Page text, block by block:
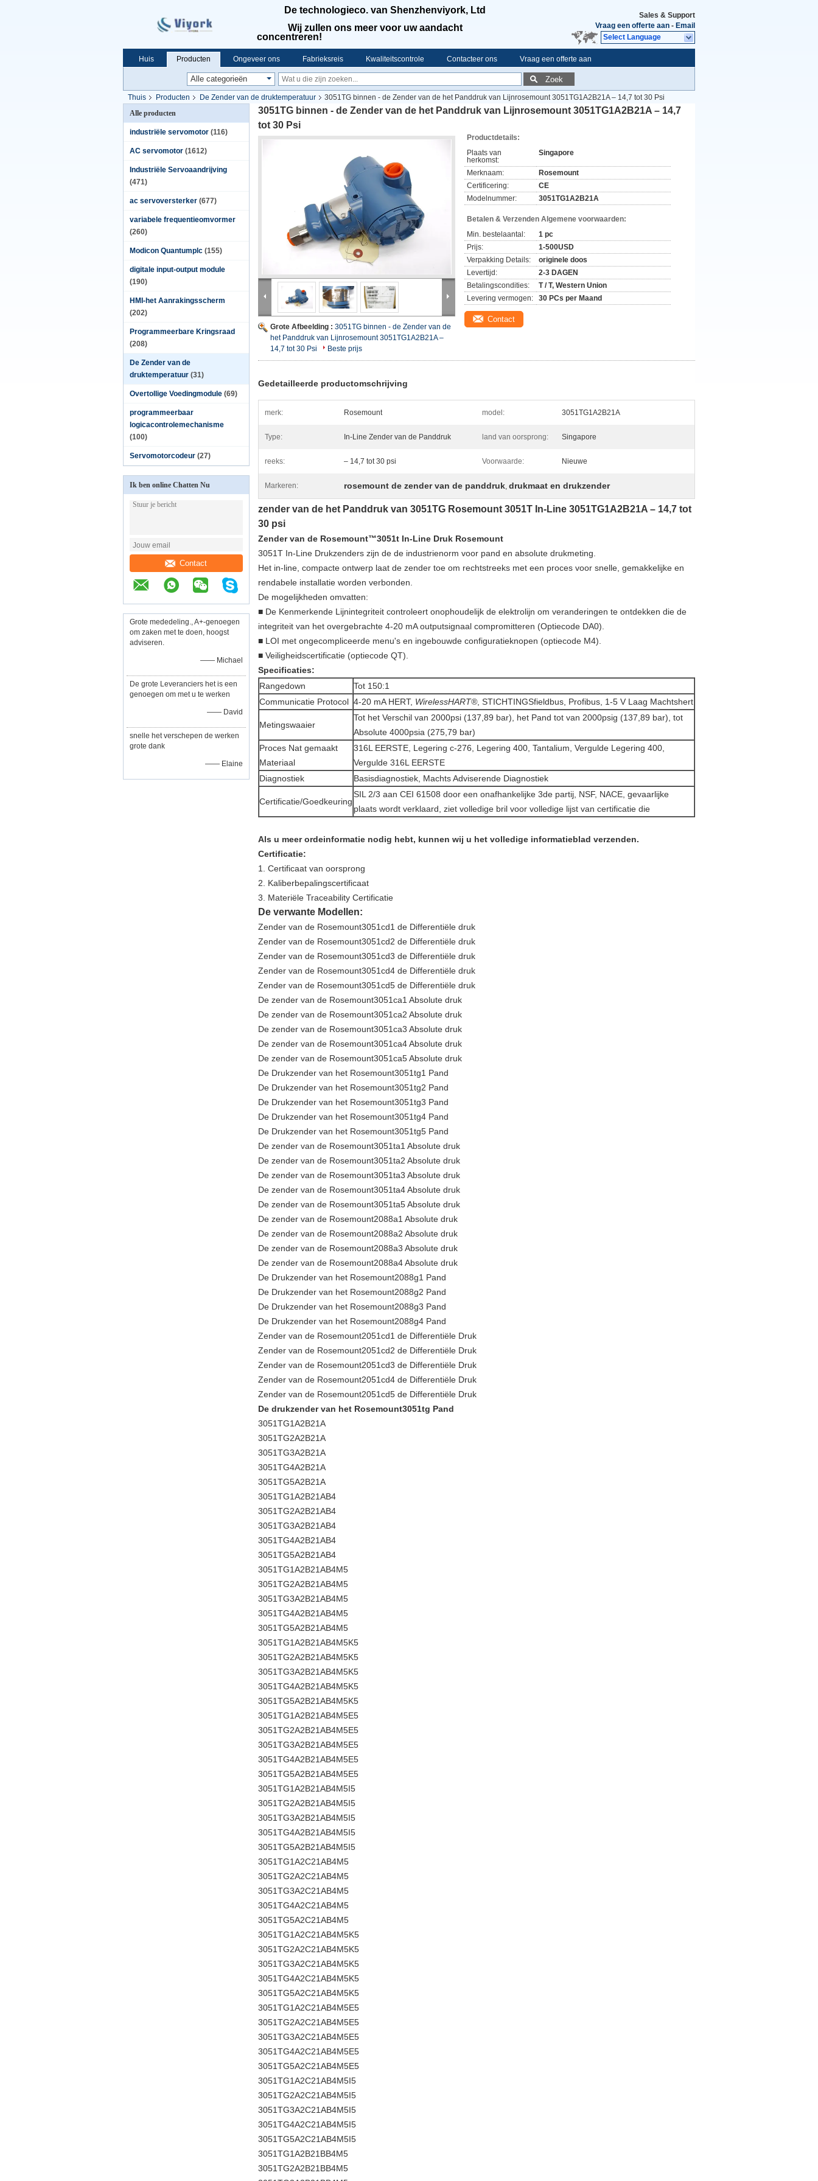
De technologieco. van Shenzhenviyork, Ltd
Wij zullen ons meer voor uw aandacht
concentreren!
Sales & Support
Vraag een offerte aan - Email
Select Language
Huis Producten Ongeveer ons Fabrieksreis Kwaliteitscontrole Contacteer ons Vraag een offerte aan
Zoek
Thuis Producten De Zender van de druktemperatuur
3051TG binnen - de Zender van de het Panddruk van Lijnrosemount 3051TG1A2B21A – 14,7 tot 30 Psi
Alle producten
industriële servomotor (116)
AC servomotor (1612)
Industriële Servoaandrijving
(471)
ac servoversterker (677)
variabele frequentieomvormer
(260)
Modicon Quantumplc (155)
digitale input-output module
(190)
HMI-het Aanrakingsscherm
(202)
Programmeerbare Kringsraad
(208)
De Zender van de
druktemperatuur (31)
Overtollige Voedingmodule (69)
programmeerbaar
logicacontrolemechanisme
(100)
Servomotorcodeur (27)
Ik ben online Chatten Nu
Contact
Grote mededeling., A+-genoegen
om zaken met te doen, hoogst
adviseren.
—— Michael
De grote Leveranciers het is een
genoegen om met u te werken
—— David
snelle het verschepen de werken
grote dank
—— Elaine
3051TG binnen - de Zender van de het Panddruk van Lijnrosemount 3051TG1A2B21A – 14,7
tot 30 Psi
Grote Afbeelding : 3051TG binnen - de Zender van de
het Panddruk van Lijnrosemount 3051TG1A2B21A –
14,7 tot 30 Psi
Beste prijs
Productdetails:
Plaats van
herkomst:
Singapore
Merknaam:
Rosemount
Certificering:
CE
Modelnummer:
3051TG1A2B21A
Betalen & Verzenden Algemene voorwaarden:
Min. bestelaantal:
1 pc
Prijs:
1-500USD
Verpakking Details:
originele doos
Levertijd:
2-3 DAGEN
Betalingscondities:
T / T, Western Union
Levering vermogen:
30 PCs per Maand
Contact
Gedetailleerde productomschrijving
merk: Rosemount model: 3051TG1A2B21A
Type: In-Line Zender van de Panddruk land van oorsprong: Singapore
reeks: – 14,7 tot 30 psi Voorwaarde: Nieuwe
Markeren: rosemount de zender van de panddruk, drukmaat en drukzender
zender van de het Panddruk van 3051TG Rosemount 3051T In-Line 3051TG1A2B21A – 14,7 tot
30 psi
Zender van de Rosemount™3051t In-Line Druk Rosemount
3051T In-Line Drukzenders zijn de de industrienorm voor pand en absolute drukmeting.
Het in-line, compacte ontwerp laat de zender toe om rechtstreeks met een proces voor snelle, gemakkelijke en
rendabele installatie worden verbonden.
De mogelijkheden omvatten:
■ De Kenmerkende Lijnintegriteit controleert onophoudelijk de elektrolijn om veranderingen te ontdekken die de
integriteit van het overgebrachte 4-20 mA outputsignaal compromitteren (Optiecode DA0).
■ LOI met ongecompliceerde menu's en ingebouwde configuratieknopen (optiecode M4).
■ Veiligheidscertificatie (optiecode QT).
Specificaties:
Rangedown
Tot 150:1
Communicatie Protocol 4-20 mA HERT, WirelessHART®, STICHTINGSfieldbus, Profibus, 1-5 V Laag Machtshert
Metingswaaier
Tot het Verschil van 2000psi (137,89 bar), het Pand tot van 2000psig (137,89 bar), tot
Absolute 4000psia (275,79 bar)
Proces Nat gemaakt
Materiaal
316L EERSTE, Legering c-276, Legering 400, Tantalium, Vergulde Legering 400,
Vergulde 316L EERSTE
Diagnostiek
Basisdiagnostiek, Machts Adviserende Diagnostiek
Certificatie/Goedkeuring
SIL 2/3 aan CEI 61508 door een onafhankelijke 3de partij, NSF, NACE, gevaarlijke
plaats wordt verklaard, ziet volledige bril voor volledige lijst van certificatie die
Als u meer ordeinformatie nodig hebt, kunnen wij u het volledige informatieblad verzenden.
Certificatie:
1. Certificaat van oorsprong
2. Kaliberbepalingscertificaat
3. Materiële Traceability Certificatie
De verwante Modellen:
Zender van de Rosemount3051cd1 de Differentiële druk
Zender van de Rosemount3051cd2 de Differentiële druk
Zender van de Rosemount3051cd3 de Differentiële druk
Zender van de Rosemount3051cd4 de Differentiële druk
Zender van de Rosemount3051cd5 de Differentiële druk
De zender van de Rosemount3051ca1 Absolute druk
De zender van de Rosemount3051ca2 Absolute druk
De zender van de Rosemount3051ca3 Absolute druk
De zender van de Rosemount3051ca4 Absolute druk
De zender van de Rosemount3051ca5 Absolute druk
De Drukzender van het Rosemount3051tg1 Pand
De Drukzender van het Rosemount3051tg2 Pand
De Drukzender van het Rosemount3051tg3 Pand
De Drukzender van het Rosemount3051tg4 Pand
De Drukzender van het Rosemount3051tg5 Pand
De zender van de Rosemount3051ta1 Absolute druk
De zender van de Rosemount3051ta2 Absolute druk
De zender van de Rosemount3051ta3 Absolute druk
De zender van de Rosemount3051ta4 Absolute druk
De zender van de Rosemount3051ta5 Absolute druk
De zender van de Rosemount2088a1 Absolute druk
De zender van de Rosemount2088a2 Absolute druk
De zender van de Rosemount2088a3 Absolute druk
De zender van de Rosemount2088a4 Absolute druk
De Drukzender van het Rosemount2088g1 Pand
De Drukzender van het Rosemount2088g2 Pand
De Drukzender van het Rosemount2088g3 Pand
De Drukzender van het Rosemount2088g4 Pand
Zender van de Rosemount2051cd1 de Differentiële Druk
Zender van de Rosemount2051cd2 de Differentiële Druk
Zender van de Rosemount2051cd3 de Differentiële Druk
Zender van de Rosemount2051cd4 de Differentiële Druk
Zender van de Rosemount2051cd5 de Differentiële Druk
De drukzender van het Rosemount3051tg Pand
3051TG1A2B21A
3051TG2A2B21A
3051TG3A2B21A
3051TG4A2B21A
3051TG5A2B21A
3051TG1A2B21AB4
3051TG2A2B21AB4
3051TG3A2B21AB4
3051TG4A2B21AB4
3051TG5A2B21AB4
3051TG1A2B21AB4M5
3051TG2A2B21AB4M5
3051TG3A2B21AB4M5
3051TG4A2B21AB4M5
3051TG5A2B21AB4M5
3051TG1A2B21AB4M5K5
3051TG2A2B21AB4M5K5
3051TG3A2B21AB4M5K5
3051TG4A2B21AB4M5K5
3051TG5A2B21AB4M5K5
3051TG1A2B21AB4M5E5
3051TG2A2B21AB4M5E5
3051TG3A2B21AB4M5E5
3051TG4A2B21AB4M5E5
3051TG5A2B21AB4M5E5
3051TG1A2B21AB4M5I5
3051TG2A2B21AB4M5I5
3051TG3A2B21AB4M5I5
3051TG4A2B21AB4M5I5
3051TG5A2B21AB4M5I5
3051TG1A2C21AB4M5
3051TG2A2C21AB4M5
3051TG3A2C21AB4M5
3051TG4A2C21AB4M5
3051TG5A2C21AB4M5
3051TG1A2C21AB4M5K5
3051TG2A2C21AB4M5K5
3051TG3A2C21AB4M5K5
3051TG4A2C21AB4M5K5
3051TG5A2C21AB4M5K5
3051TG1A2C21AB4M5E5
3051TG2A2C21AB4M5E5
3051TG3A2C21AB4M5E5
3051TG4A2C21AB4M5E5
3051TG5A2C21AB4M5E5
3051TG1A2C21AB4M5I5
3051TG2A2C21AB4M5I5
3051TG3A2C21AB4M5I5
3051TG4A2C21AB4M5I5
3051TG5A2C21AB4M5I5
3051TG1A2B21BB4M5
3051TG2A2B21BB4M5